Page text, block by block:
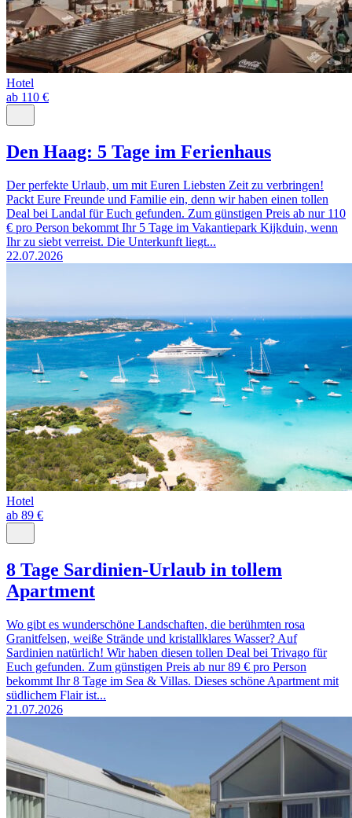
Hotel
ab 110 €
Den Haag: 5 Tage im Ferienhaus
Der perfekte Urlaub, um mit Euren Liebsten Zeit zu verbringen!
Packt Eure Freunde und Familie ein, denn wir haben einen tollen
Deal bei Landal für Euch gefunden. Zum günstigen Preis ab nur 110
€ pro Person bekommt Ihr 5 Tage im Vakantiepark Kijkduin, wenn
Ihr zu siebt verreist. Die Unterkunft liegt...
22.07.2026
Hotel
ab 89 €
8 Tage Sardinien-Urlaub in tollem
Apartment
Wo gibt es wunderschöne Landschaften, die berühmten rosa
Granitfelsen, weiße Strände und kristallklares Wasser? Auf
Sardinien natürlich! Wir haben diesen tollen Deal bei Trivago für
Euch gefunden. Zum günstigen Preis ab nur 89 € pro Person
bekommt Ihr 8 Tage im Sea & Villas. Dieses schöne Apartment mit
südlichem Flair ist...
21.07.2026